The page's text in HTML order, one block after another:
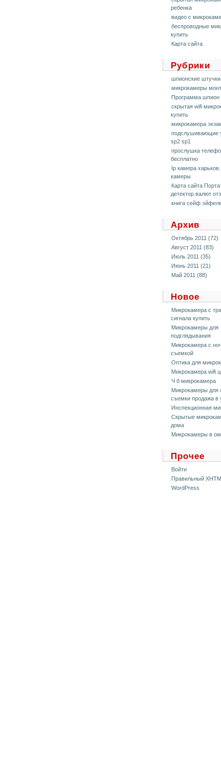
ребенка
видео с
беспроводные
купить
Карта сайта
Рубрики
шпионские
микрокамеры
Программа шпион
скрытая wifi
купить
микрокамера
подслушивающие
sp2 sp1
прослушка
бесплатно
Ip камера
камеры
Карта сайта
детектор валют
книга сейф
Архив
Октябрь 2011 (72)
Август 2011 (83)
Июль 2011 (35)
Июнь 2011 (21)
Май 2011 (88)
Новое
Микрокамера с
сигнала купить
Микрокамеры для
подглядывания
Микрокамера с
съемкой
Оптика для
Микрокамера wifi
Ч б микрокамера
Микрокамеры для
съемки продажа в
Инспекционная
Скрытые
дома
Микрокамеры в
Прочее
Войти
Правильный
WordPress